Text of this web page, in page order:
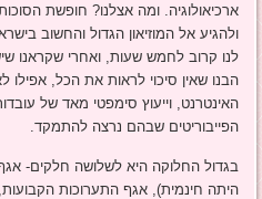
ארכיאולוגיה. ומה אצלנו? חופשת
ולהגיע אל המוזיאון הגדול והחשוב
לנו קרוב לחמש שעות, ואחרי שקראנו
הבנו שאין סיכוי לראות את הכל, אפילו
האינטרנט, וייעוץ סימפטי מאד של
הפייבוריטים שבהם נרצה להתמקד.
בגדול החלוקה היא לשלושה חלקים- אגף
היתה חינמית), אגף התערוכות